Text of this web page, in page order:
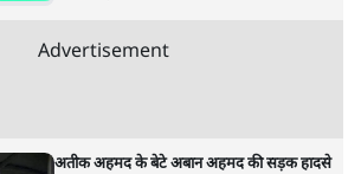
का 'Kya Bolti Public' अभियान, चुनाव नहीं
पिछड़ों और दलितों का वोट काट देगी BJP?